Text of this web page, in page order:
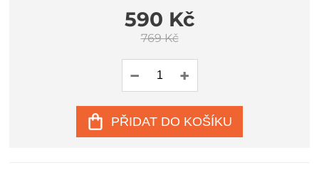
590 Kč
769 Kč
PŘIDAT DO KOŠÍKU